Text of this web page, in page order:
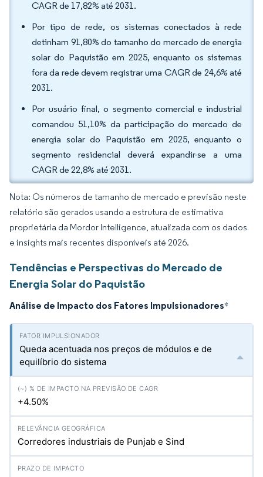
CAGR de 17,82% até 2031.
Por tipo de rede, os sistemas conectados à rede
detinham 91,80% do tamanho do mercado de energia
solar do Paquistão em 2025, enquanto os sistemas
fora da rede devem registrar uma CAGR de 24,6% até
2031.
Por usuário final, o segmento comercial e industrial
comandou 51,10% da participação do mercado de
energia solar do Paquistão em 2025, enquanto o
segmento residencial deverá expandir-se a uma
CAGR de 22,8% até 2031.
Nota: Os números de tamanho de mercado e previsão neste
relatório são gerados usando a estrutura de estimativa
proprietária da Mordor Intelligence, atualizada com os dados
e insights mais recentes disponíveis até 2026.
Tendências e Perspectivas do Mercado de
Energia Solar do Paquistão
Análise de Impacto dos Fatores Impulsionadores*
Queda acentuada nos preços de módulos e de
equilíbrio do sistema
+4.50%
Corredores industriais de Punjab e Sind